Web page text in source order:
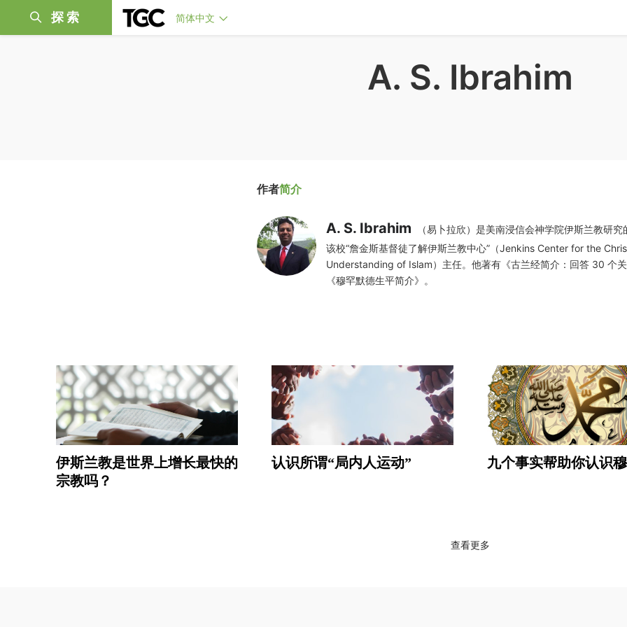
探索 简体中文
A. S. Ibrahim
作者简介
A. S. Ibrahim
（易卜拉欣）是美南浸信会神学院伊斯兰教研
该校“詹金斯基督徒了解伊斯兰教中心”（Jenkins Center for the
Understanding of Islam）主任。他著有《古兰经简介：回答 30 个
《穆罕默德生平简介》。
伊斯兰教是世界上增长最快的
宗教吗？
认识所谓“局内人运动” 九个事实帮助你认识
查看更多